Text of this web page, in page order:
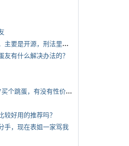
*
有啥搞钱的路子吗，开源节流都行，主要是开源，刑法里的咱不做
有什么解决办法的？
*
想请教有经验的蛋友，想给媳妇7夕买个跳蛋，有没有性价比高的推荐
好用的推荐吗？
手，现在表姐一家骂我